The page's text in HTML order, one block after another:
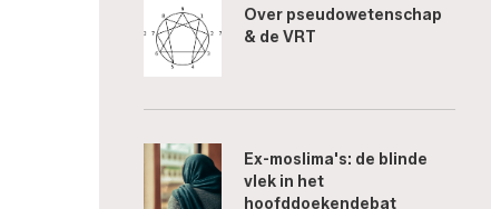
Over pseudowetenschap
& de VRT
Ex-moslima's: de blinde
vlek in het
hoofddoekendebat